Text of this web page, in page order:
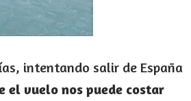
intentando salir de España
el vuelo nos puede costar